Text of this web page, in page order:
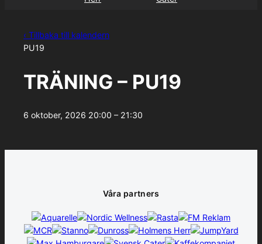
‹ Tillbaka till kalendern
PU19
TRÄNING – PU19
6 oktober, 2026 20:00 – 21:30
Våra partners